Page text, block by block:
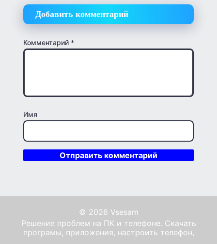
Добавить комментарий
Комментарий *
Имя
© 2026 Vsesam
Решение проблем на ПК и телефоне. Скачать
програмы, приложения, настроить телефон,